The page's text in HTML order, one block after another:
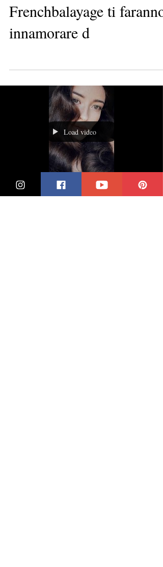
Frenchbalayage ti faranno
innamorare d
Load video